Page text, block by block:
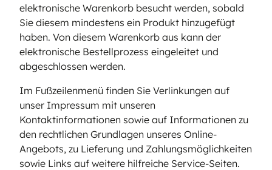
elektronische Warenkorb besucht werden, sobald
Sie diesem mindestens ein Produkt hinzugefügt
haben. Von diesem Warenkorb aus kann der
elektronische Bestellprozess eingeleitet und
abgeschlossen werden.
Im Fußzeilenmenü finden Sie Verlinkungen auf
unser Impressum mit unseren
Kontaktinformationen sowie auf Informationen zu
den rechtlichen Grundlagen unseres Online-
Angebots, zu Lieferung und Zahlungsmöglichkeiten
sowie Links auf weitere hilfreiche Service-Seiten.